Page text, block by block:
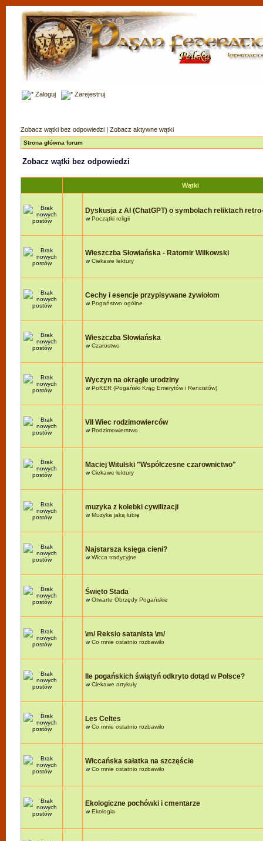
Zaloguj Zarejestruj
Zobacz wątki bez odpowiedzi | Zobacz aktywne wątki
Strona główna forum
Zobacz wątki bez odpowiedzi
Wątki
Dyskusja z AI (ChatGPT) o symbolach reliktach
wPoczątki religii
Wieszczba Słowiańska - Ratomir Wilkowski
wCiekawe lektury
Cechy i esencje przypisywane żywiołom
wPogaństwo ogólne
Wieszczba Słowiańska
wCzarostwo
Wyczyn na okrągłe urodziny
wPoKER (Pogański Krąg Emerytów i Rencistów)
VII Wiec rodzimowierców
wRodzimowierstwo
Maciej Witulski "Współczesne czarownictwo"
wCiekawe lektury
muzyka z kolebki cywilizacji
wMuzyka jaką lubię
Najstarsza księga cieni?
wWicca tradycyjne
Święto Stada
wOtwarte Obrzędy Pogańskie
\m/ Reksio satanista \m/
wCo mnie ostatnio rozbawiło
Ile pogańskich świątyń odkryto dotąd w Polsce?
wCiekawe artykuły
Les Celtes
wCo mnie ostatnio rozbawiło
Wiccańska sałatka na szczęście
wCo mnie ostatnio rozbawiło
Ekologiczne pochówki i cmentarze
wEkologia